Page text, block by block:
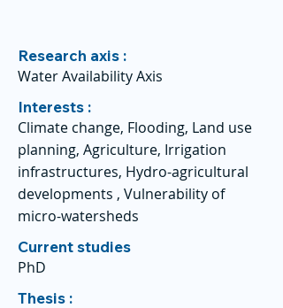
Research axis :
Water Availability Axis
Interests :
Climate change, Flooding, Land use
planning, Agriculture, Irrigation
infrastructures, Hydro-agricultural
developments , Vulnerability of
micro-watersheds
Current studies
PhD
Thesis :